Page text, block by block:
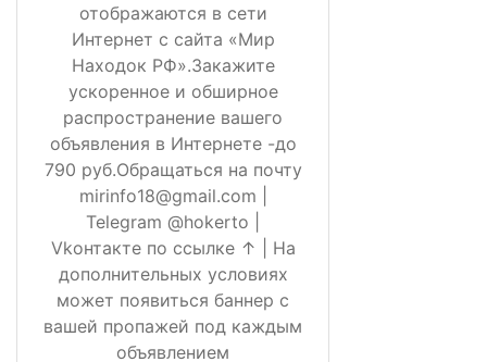
отображаются в сети
Интернет с сайта «Мир
Находок РФ».Закажите
ускоренное и обширное
распространение вашего
объявления в Интернете -до
790 руб.Обращаться на почту
mirinfo18@gmail.com |
Telegram @hokerto |
Vkонтакте по ссылке ↑ | На
дополнительных условиях
может появиться баннер с
вашей пропажей под каждым
объявлением